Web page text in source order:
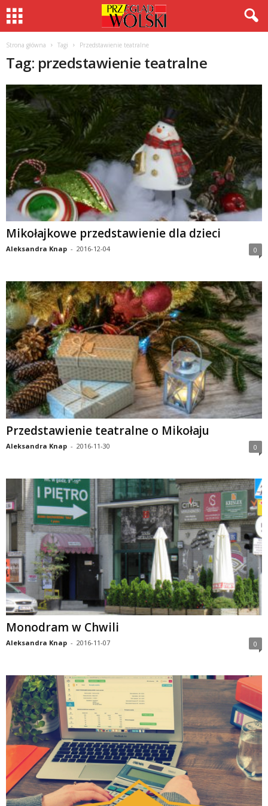
Strona główna Tagi Przedstawienie teatralne
Tag: przedstawienie teatralne
Mikołajkowe przedstawienie dla dzieci
Aleksandra Knap - 2016-12-04 0
Przedstawienie teatralne o Mikołaju
Aleksandra Knap - 2016-11-30 0
Monodram w Chwili
Aleksandra Knap - 2016-11-07 0